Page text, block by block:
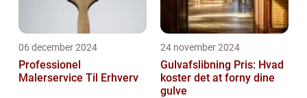
06 december 2024
Professionel
Malerservice Til Erhverv
24 november 2024
Gulvafslibning Pris: Hvad
koster det at forny dine
gulve